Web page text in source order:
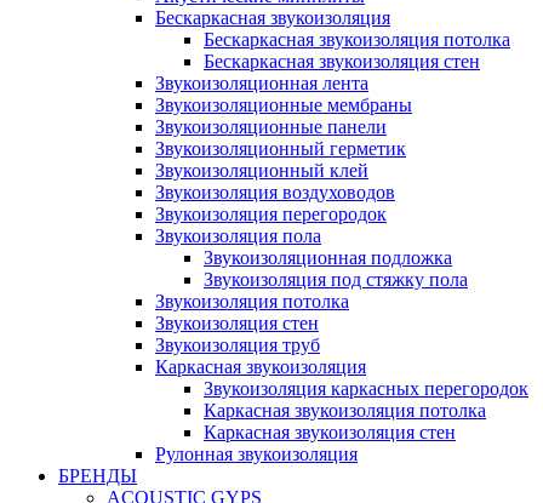
Бескаркасная звукоизоляция
Бескаркасная звукоизоляция потолка
Бескаркасная звукоизоляция стен
Звукоизоляционная лента
Звукоизоляционные мембраны
Звукоизоляционные панели
Звукоизоляционный герметик
Звукоизоляционный клей
Звукоизоляция воздуховодов
Звукоизоляция перегородок
Звукоизоляция пола
Звукоизоляционная подложка
Звукоизоляция под стяжку пола
Звукоизоляция потолка
Звукоизоляция стен
Звукоизоляция труб
Каркасная звукоизоляция
Звукоизоляция каркасных перегородок
Каркасная звукоизоляция потолка
Каркасная звукоизоляция стен
Рулонная звукоизоляция
БРЕНДЫ
ACOUSTIC GYPS